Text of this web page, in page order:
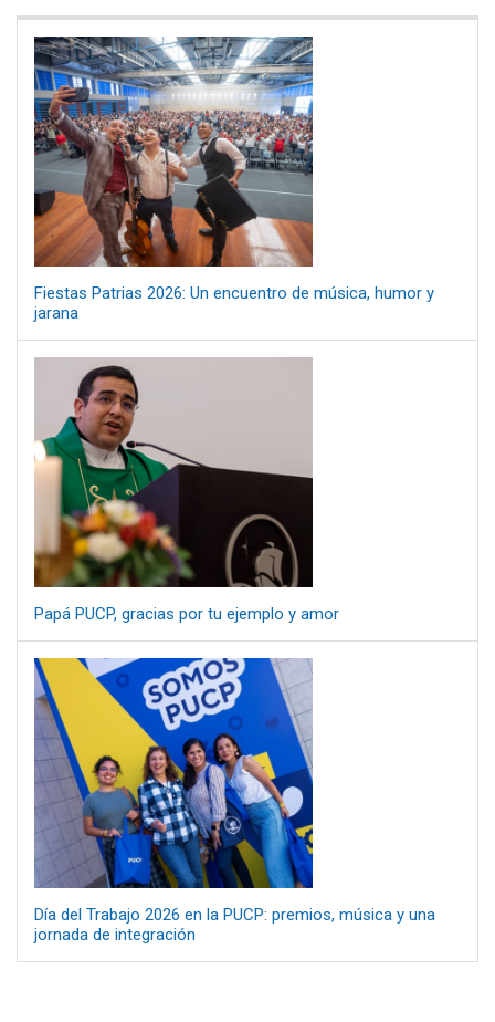
Fiestas Patrias 2026: Un encuentro de música, humor y
jarana
Papá PUCP, gracias por tu ejemplo y amor
Día del Trabajo 2026 en la PUCP: premios, música y una
jornada de integración